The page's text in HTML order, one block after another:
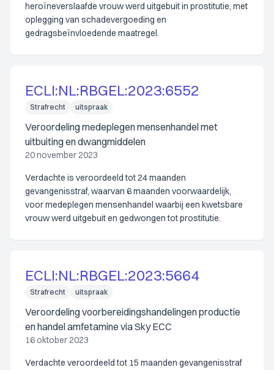
heroïneverslaafde vrouw werd uitgebuit in prostitutie, met
oplegging van schadevergoeding en
gedragsbeïnvloedende maatregel.
ECLI:NL:RBGEL:2023:6552
Strafrecht uitspraak
Veroordeling medeplegen mensenhandel met
uitbuiting en dwangmiddelen
20 november 2023
Verdachte is veroordeeld tot 24 maanden
gevangenisstraf, waarvan 6 maanden voorwaardelijk,
voor medeplegen mensenhandel waarbij een kwetsbare
vrouw werd uitgebuit en gedwongen tot prostitutie.
ECLI:NL:RBGEL:2023:5664
Strafrecht uitspraak
Veroordeling voorbereidingshandelingen productie
en handel amfetamine via Sky ECC
16 oktober 2023
Verdachte veroordeeld tot 15 maanden gevangenisstraf